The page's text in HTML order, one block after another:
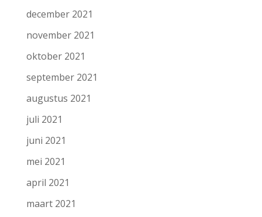
december 2021
november 2021
oktober 2021
september 2021
augustus 2021
juli 2021
juni 2021
mei 2021
april 2021
maart 2021